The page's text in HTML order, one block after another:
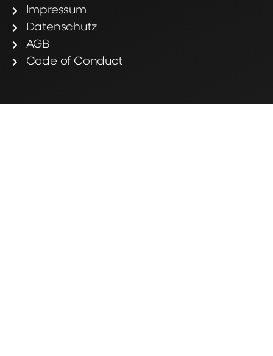
Impressum
Datenschutz
AGB
Code of Conduct